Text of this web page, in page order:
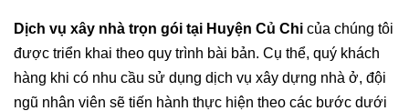
Dịch vụ xây nhà trọn gói tại Huyện Củ Chi của chúng tôi
được triển khai theo quy trình bài bản. Cụ thể, quý khách
hàng khi có nhu cầu sử dụng dịch vụ xây dựng nhà ở, đội
ngũ nhân viên sẽ tiến hành thực hiện theo các bước dưới